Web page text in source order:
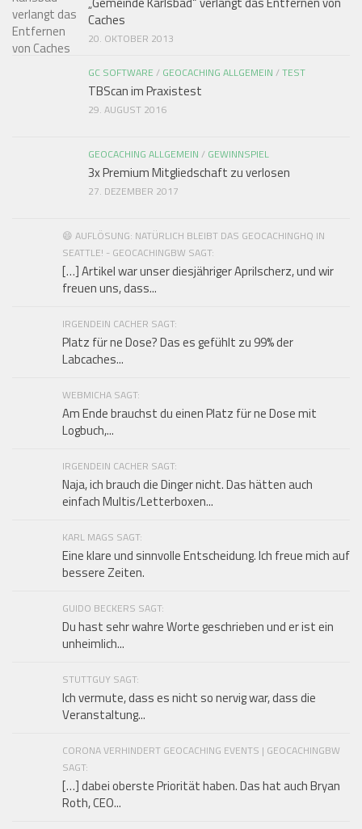
Caches
20. OKTOBER 2013
GC SOFTWARE / GEOCACHING ALLGEMEIN /TEST
TBScan im Praxistest
29. AUGUST 2016
GEOCACHING ALLGEMEIN / GEWINNSPIEL
3x Premium Mitgliedschaft zu verlosen
27. DEZEMBER 2017
😄 AUFLÖSUNG: NATÜRLICH BLEIBT DAS GEOCACHINGHQ IN
SEATTLE! - GEOCACHINGBW SAGT:
[…] Artikel war unser diesjähriger Aprilscherz, und wir
freuen uns, dass...
IRGENDEIN CACHER SAGT:
Platz für ne Dose? Das es gefühlt zu 99% der
Labcaches...
WEBMICHA SAGT:
Am Ende brauchst du einen Platz für ne Dose mit
Logbuch,...
IRGENDEIN CACHER SAGT:
Naja, ich brauch die Dinger nicht. Das hätten auch
einfach Multis/Letterboxen...
KARL MAGS SAGT:
Eine klare und sinnvolle Entscheidung. Ich freue mich auf
bessere Zeiten.
GUIDO BECKERS SAGT:
Du hast sehr wahre Worte geschrieben und er ist ein
unheimlich...
STUTTGUY SAGT:
Ich vermute, dass es nicht so nervig war, dass die
Veranstaltung...
CORONA VERHINDERT GEOCACHING EVENTS | GEOCACHINGBW
SAGT:
[…] dabei oberste Priorität haben. Das hat auch Bryan
Roth, CEO...